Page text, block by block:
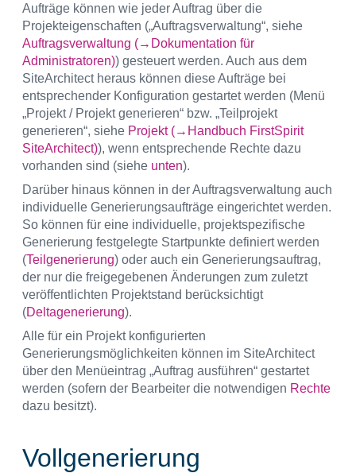
Aufträge können wie jeder Auftrag über die
Projekteigenschaften („Auftragsverwaltung“, siehe
Auftragsverwaltung (→Dokumentation für
Administratoren)) gesteuert werden. Auch aus dem
SiteArchitect heraus können diese Aufträge bei
entsprechender Konfiguration gestartet werden (Menü
„Projekt / Projekt generieren“ bzw. „Teilprojekt
generieren“, siehe Projekt (→Handbuch FirstSpirit
SiteArchitect)), wenn entsprechende Rechte dazu
vorhanden sind (siehe unten).
Darüber hinaus können in der Auftragsverwaltung auch
individuelle Generierungsaufträge eingerichtet werden.
So können für eine individuelle, projektspezifische
Generierung festgelegte Startpunkte definiert werden
(Teilgenerierung) oder auch ein Generierungsauftrag,
der nur die freigegebenen Änderungen zum zuletzt
veröffentlichten Projektstand berücksichtigt
(Deltagenerierung).
Alle für ein Projekt konfigurierten
Generierungsmöglichkeiten können im SiteArchitect
über den Menüeintrag „Auftrag ausführen“ gestartet
werden (sofern der Bearbeiter die notwendigen Rechte
dazu besitzt).
Vollgenerierung